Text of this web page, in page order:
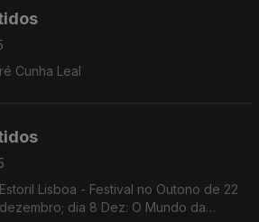
Cunha Leal
Lisboa - Festival no Outono de 22
dia 8 Dez: O Mundo da